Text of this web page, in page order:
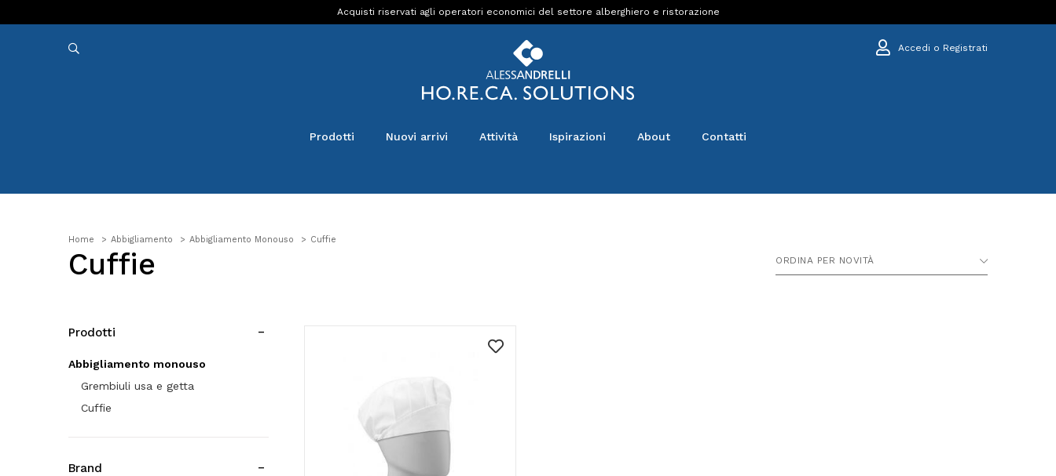
Acquisti riservati agli operatori economici del settore alberghiero e ristorazione
Accedi o Registrati
Prodotti Nuovi arrivi Attività Ispirazioni About Contatti
Home Abbigliamento Abbigliamento Monouso Cuffie
Cuffie ORDINA PER NOVITÀ
Prodotti
Abbigliamento monouso
Grembiuli usa e getta
Cuffie
Brand